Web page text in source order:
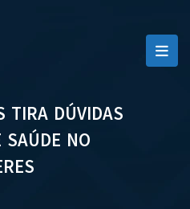
TIRA DÚVIDAS
SAÚDE NO